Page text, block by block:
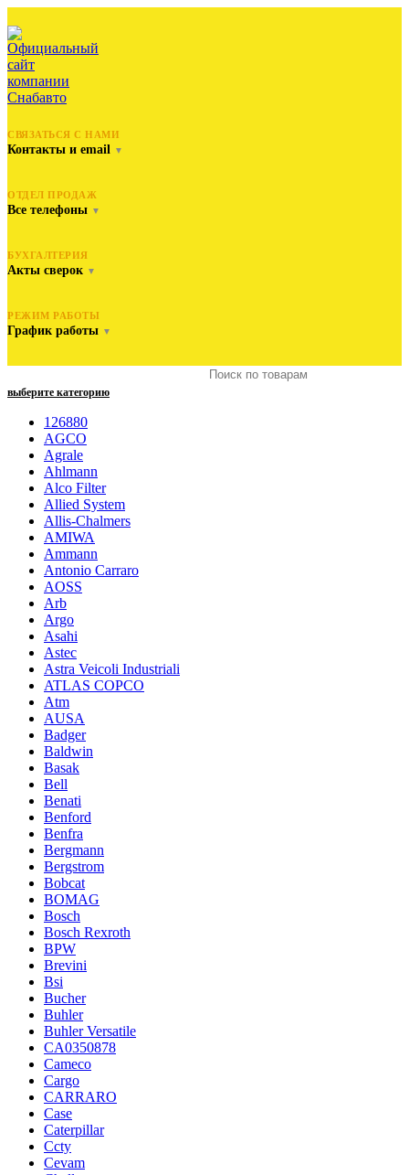
СВЯЗАТЬСЯ С НАМИ
Контакты и email ▼
ОТДЕЛ ПРОДАЖ
Все телефоны ▼
БУХГАЛТЕРИЯ
Акты сверок ▼
РЕЖИМ РАБОТЫ
График работы ▼
выберите категорию
126880
AGCO
Agrale
Ahlmann
Alco Filter
Allied System
Allis-Chalmers
AMIWA
Ammann
Antonio Carraro
AOSS
Arb
Argo
Asahi
Astec
Astra Veicoli Industriali
ATLAS COPCO
Atm
AUSA
Badger
Baldwin
Basak
Bell
Benati
Benford
Benfra
Bergmann
Bergstrom
Bobcat
BOMAG
Bosch
Bosch Rexroth
BPW
Brevini
Bsi
Bucher
Buhler
Buhler Versatile
CA0350878
Cameco
Cargo
CARRARO
Case
Caterpillar
Ccty
Cevam